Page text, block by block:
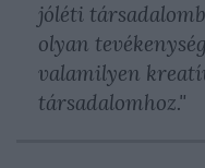
jóléti
olyan
valamilyen
társadalomhoz."